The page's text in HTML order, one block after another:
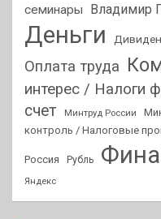
семинары
Владимир
Деньги
Оплата труда
интерес / Налоги
счет
Минтруд России
контроль / Налоговые
Россия Рубль
Яндекс